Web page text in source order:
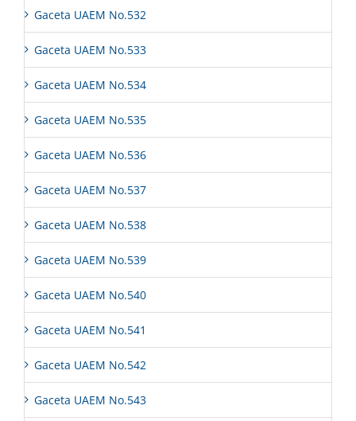
Gaceta UAEM No.532
Gaceta UAEM No.533
Gaceta UAEM No.534
Gaceta UAEM No.535
Gaceta UAEM No.536
Gaceta UAEM No.537
Gaceta UAEM No.538
Gaceta UAEM No.539
Gaceta UAEM No.540
Gaceta UAEM No.541
Gaceta UAEM No.542
Gaceta UAEM No.543